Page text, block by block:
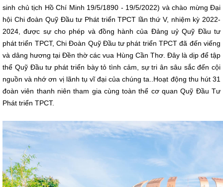
sinh chủ tịch Hồ Chí Minh 19/5/1890 - 19/5/2022) và chào mừng Đại
hội Chi đoàn Quỹ Đầu tư Phát triển TPCT lần thứ V, nhiệm kỳ 2022-
2024, được sự cho phép và đồng hành của Đảng uỷ Quỹ Đầu tư
phát triển TPCT, Chi Đoàn Quỹ Đầu tư phát triển TPCT đã đến viếng
và dâng hương tại Đền thờ các vua Hùng Cần Thơ. Đây là dịp để tập
thể Quỹ Đầu tư phát triển bày tỏ tình cảm, sự tri ân sâu sắc đến cội
nguồn và nhớ ơn vị lãnh tụ vĩ đại của chúng ta..Hoạt động thu hút 31
đoàn viên thanh niên tham gia cùng toàn thể cơ quan Quỹ Đầu Tư
Phát triển TPCT.